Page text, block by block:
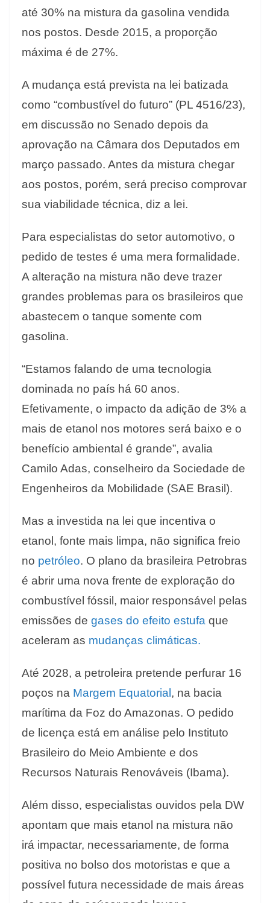
até 30% na mistura da gasolina vendida
nos postos. Desde 2015, a proporção
máxima é de 27%.
A mudança está prevista na lei batizada
como “combustível do futuro” (PL 4516/23),
em discussão no Senado depois da
aprovação na Câmara dos Deputados em
março passado. Antes da mistura chegar
aos postos, porém, será preciso comprovar
sua viabilidade técnica, diz a lei.
Para especialistas do setor automotivo, o
pedido de testes é uma mera formalidade.
A alteração na mistura não deve trazer
grandes problemas para os brasileiros que
abastecem o tanque somente com
gasolina.
“Estamos falando de uma tecnologia
dominada no país há 60 anos.
Efetivamente, o impacto da adição de 3% a
mais de etanol nos motores será baixo e o
benefício ambiental é grande”, avalia
Camilo Adas, conselheiro da Sociedade de
Engenheiros da Mobilidade (SAE Brasil).
Mas a investida na lei que incentiva o
etanol, fonte mais limpa, não significa freio
no petróleo. O plano da brasileira Petrobras
é abrir uma nova frente de exploração do
combustível fóssil, maior responsável pelas
emissões de gases do efeito estufa que
aceleram as mudanças climáticas.
Até 2028, a petroleira pretende perfurar 16
poços na Margem Equatorial , na bacia
marítima da Foz do Amazonas. O pedido
de licença está em análise pelo Instituto
Brasileiro do Meio Ambiente e dos
Recursos Naturais Renováveis (Ibama).
Além disso, especialistas ouvidos pela DW
apontam que mais etanol na mistura não
irá impactar, necessariamente, de forma
positiva no bolso dos motoristas e que a
possível futura necessidade de mais áreas